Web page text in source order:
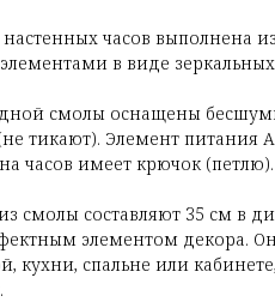
часов выполнена
в виде
смолы оснащены
тикают). Элемент питания
часов имеет крючок (петлю).
смолы составляют 35 см в
элементом декора.
кухни, спальне или